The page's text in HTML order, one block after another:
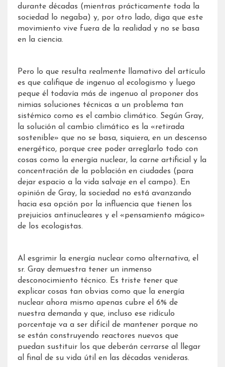
durante décadas (mientras prácticamente toda la
sociedad lo negaba) y, por otro lado, diga que este
movimiento vive fuera de la realidad y no se basa
en la ciencia.
Pero lo que resulta realmente llamativo del artículo
es que califique de ingenuo al ecologismo y luego
peque él todavía más de ingenuo al proponer dos
nimias soluciones técnicas a un problema tan
sistémico como es el cambio climático. Según Gray,
la solución al cambio climático es la «retirada
sostenible» que no se basa, siquiera, en un descenso
energético, porque cree poder arreglarlo todo con
cosas como la energía nuclear, la carne artificial y la
concentración de la población en ciudades (para
dejar espacio a la vida salvaje en el campo). En
opinión de Gray, la sociedad no está avanzando
hacia esa opción por la influencia que tienen los
prejuicios antinucleares y el «pensamiento mágico»
de los ecologistas.
Al esgrimir la energía nuclear como alternativa, el
sr. Gray demuestra tener un inmenso
desconocimiento técnico. Es triste tener que
explicar cosas tan obvias como que la energía
nuclear ahora mismo apenas cubre el 6% de
nuestra demanda y que, incluso ese ridículo
porcentaje va a ser difícil de mantener porque no
se están construyendo reactores nuevos que
puedan sustituir los que deberán cerrarse al llegar
al final de su vida útil en las décadas venideras.